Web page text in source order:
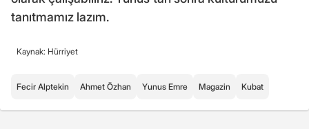
tanıtmamız lazım.
Kaynak: Hürriyet
Fecir Alptekin Ahmet Özhan Yunus Emre Magazin Kubat